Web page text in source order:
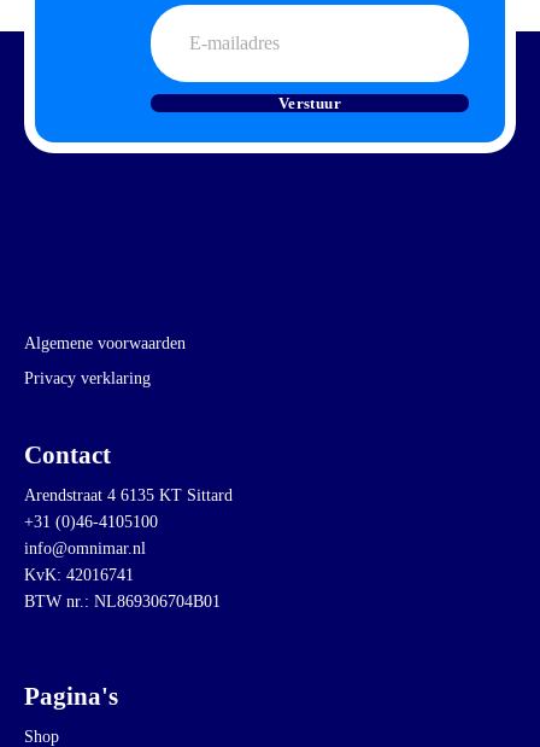
E-
mailadres
Verstuur
Algemene voorwaarden
Privacy verklaring
Contact
Arendstraat 4 6135 KT Sittard
+31 (0)46-4105100
info@omnimar.nl
KvK: 42016741
BTW nr.: NL869306704B01
Pagina's
Shop